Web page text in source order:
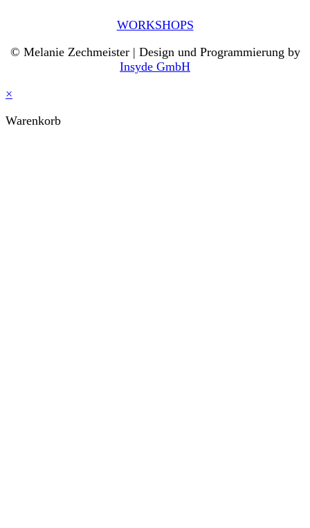
WORKSHOPS
© Melanie Zechmeister | Design und Programmierung by
Insyde GmbH
×
Warenkorb